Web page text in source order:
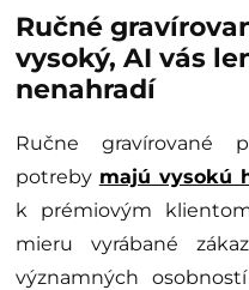
Ručné
vysoký, AI vás
nenahradí
Ručne gravírované
potreby majú vysokú
k prémiovým
mieru vyrábané
významných